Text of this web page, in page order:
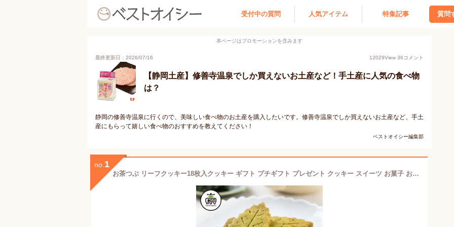
受付中の質問 人気アイテム 特集記事 質問
本ページはプロモーションを含みます
最終更新日：2026/07/16 12029View 36コメント
【静岡土産】修善寺温泉でしか買えないお土産など！手土産に人気の食べ物
は？
静岡の修善寺温泉に行くので、美味しい食べ物のお土産を購入したいです。修善寺温泉でしか買えないお土産など、手土
産にもらって嬉しい食べ物のおすすめを教えてください！
ベストオイシー編集部
no. 1
お茶つぶ リーフクッキー18枚入クッキー ギフト プチギフト プレゼント クッキー スイーツ お菓子 お茶 静岡茶 静岡土産 静岡 お土産 高柳製茶 お茶粒